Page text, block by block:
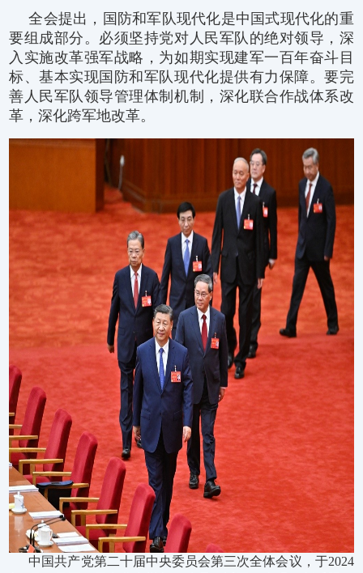
全会提出，国防和军队现代化是中国式现代化的重
要组成部分。必须坚持党对人民军队的绝对领导，深
入实施改革强军战略，为如期实现建军一百年奋斗目
标、基本实现国防和军队现代化提供有力保障。要完
善人民军队领导管理体制机制，深化联合作战体系改
革，深化跨军地改革。
中国共产党第二十届中央委员会第三次全体会议，于2024